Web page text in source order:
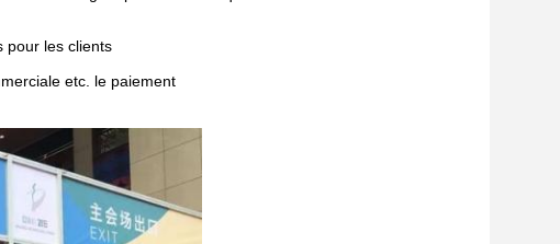
pour les clients
etc. le paiement